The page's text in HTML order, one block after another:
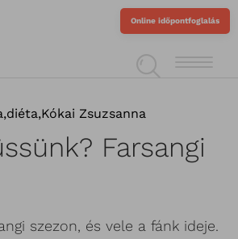
Online időpontfoglalás
,diéta,Kókai Zsuzsanna
Farsangi
szezon, és vele a fánk ideje.